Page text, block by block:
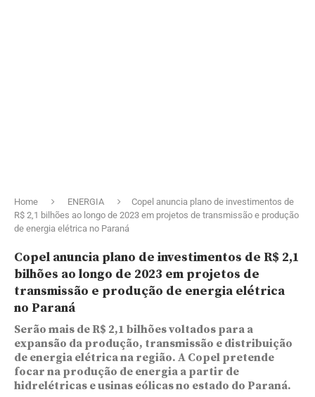
Home ENERGIA
Copel anuncia plano de investimentos de
R$ 2,1 bilhões ao longo de 2023 em projetos de transmissão e produção
de energia elétrica no Paraná
Copel anuncia plano de investimentos de R$ 2,1
bilhões ao longo de 2023 em projetos de
transmissão e produção de energia elétrica
no Paraná
Serão mais de R$ 2,1 bilhões voltados para a
expansão da produção, transmissão e distribuição
de energia elétrica na região. A Copel pretende
focar na produção de energia a partir de
hidrelétricas e usinas eólicas no estado do Paraná.